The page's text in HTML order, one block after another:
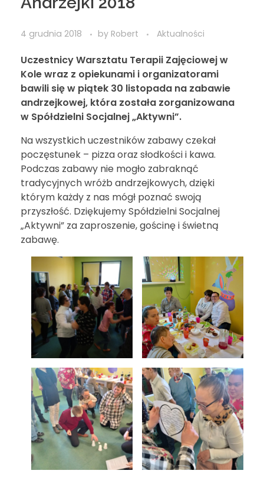
4 grudnia 2018 by Robert Aktualności
Uczestnicy Warsztatu Terapii Zajęciowej w
Kole wraz z opiekunami i organizatorami
bawili się w piątek 30 listopada na zabawie
andrzejkowej, która została zorganizowana
w Spółdzielni Socjalnej „Aktywni”.
Na wszystkich uczestników zabawy czekał
poczęstunek – pizza oraz słodkości i kawa.
Podczas zabawy nie mogło zabraknąć
tradycyjnych wróżb andrzejkowych, dzięki
którym każdy z nas mógł poznać swoją
przyszłość. Dziękujemy Spółdzielni Socjalnej
„Aktywni” za zaproszenie, gościnę i świetną
zabawę.